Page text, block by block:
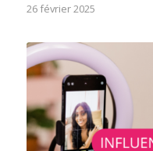
26 février 2025